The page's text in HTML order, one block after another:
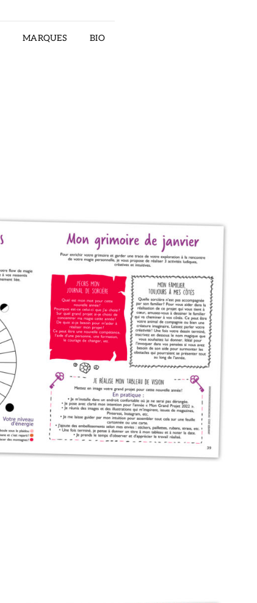
MARQUES BIO